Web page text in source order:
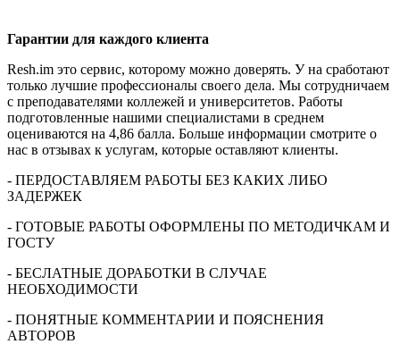
Гарантии для каждого клиента
Resh.im это сервис, которому можно доверять. У на сработают
только лучшие профессионалы своего дела. Мы сотрудничаем
с преподавателями коллежей и университетов. Работы
подготовленные нашими специалистами в среднем
оцениваются на 4,86 балла. Больше информации смотрите о
нас в отзывах к услугам, которые оставляют клиенты.
- ПЕРДОСТАВЛЯЕМ РАБОТЫ БЕЗ КАКИХ ЛИБО
ЗАДЕРЖЕК
- ГОТОВЫЕ РАБОТЫ ОФОРМЛЕНЫ ПО МЕТОДИЧКАМ И
ГОСТУ
- БЕСЛАТНЫЕ ДОРАБОТКИ В СЛУЧАЕ
НЕОБХОДИМОСТИ
- ПОНЯТНЫЕ КОММЕНТАРИИ И ПОЯСНЕНИЯ
АВТОРОВ